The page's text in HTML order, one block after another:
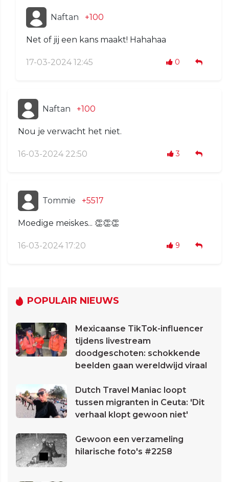
Naftan +100
Net of jij een kans maakt! Hahahaa
17-03-2024 12:45 0
Naftan +100
Nou je verwacht het niet.
16-03-2024 22:50 3
Tommie +5517
Moedige meiskes... 👏👏👏
16-03-2024 17:20 9
POPULAIR NIEUWS
Mexicaanse TikTok-influencer
tijdens livestream
doodgeschoten: schokkende
beelden gaan wereldwijd viraal
Dutch Travel Maniac loopt
tussen migranten in Ceuta: 'Dit
verhaal klopt gewoon niet'
Gewoon een verzameling
hilarische foto's #2258